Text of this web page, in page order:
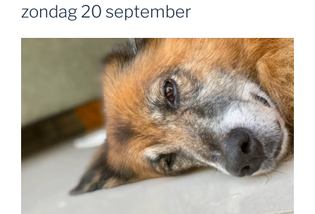
zondag 20 september